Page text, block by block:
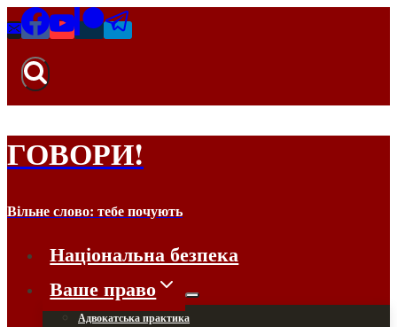
Перейти
до
вмісту
ГОВОРИ!
Вільне слово: тебе почують
Національна безпека
Ваше право
Адвокатська практика